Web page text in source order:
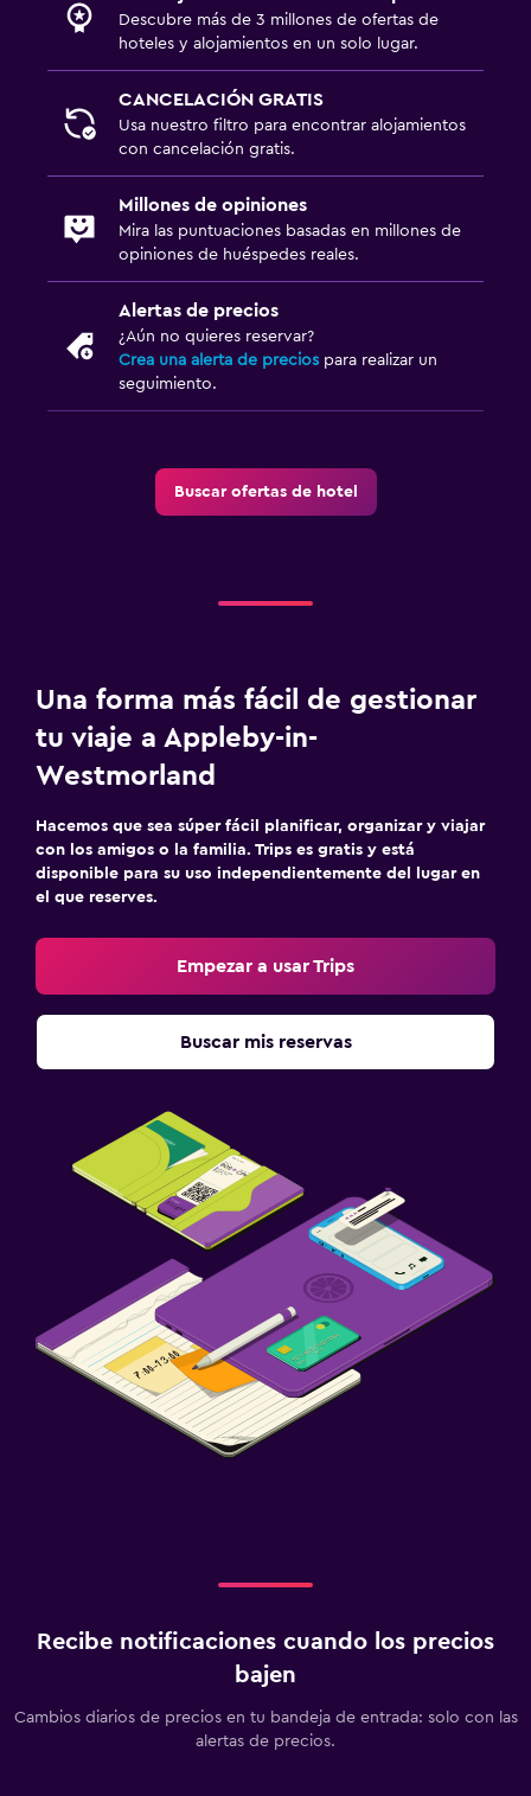
Descubre más de 3 millones de ofertas de
hoteles y alojamientos en un solo lugar.
CANCELACIÓN GRATIS
Usa nuestro filtro para encontrar alojamientos
con cancelación gratis.
Millones de opiniones
Mira las puntuaciones basadas en millones de
opiniones de huéspedes reales.
Alertas de precios
¿Aún no quieres reservar?
Crea una alerta de precios para realizar un
seguimiento.
Buscar ofertas de hotel
Una forma más fácil de gestionar
tu viaje a Appleby-in-
Westmorland
Hacemos que sea súper fácil planificar, organizar y viajar
con los amigos o la familia. Trips es gratis y está
disponible para su uso independientemente del lugar en
el que reserves.
Empezar a usar Trips
Buscar mis reservas
Recibe notificaciones cuando los precios
bajen
Cambios diarios de precios en tu bandeja de entrada: solo con las
alertas de precios.